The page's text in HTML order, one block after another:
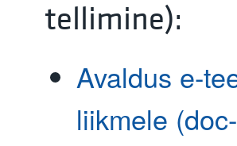
tellimine):
Avaldus e-
liikmele